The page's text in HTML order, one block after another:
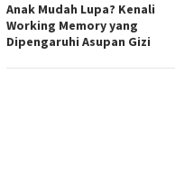
Anak Mudah Lupa? Kenali
Working Memory yang
Dipengaruhi Asupan Gizi